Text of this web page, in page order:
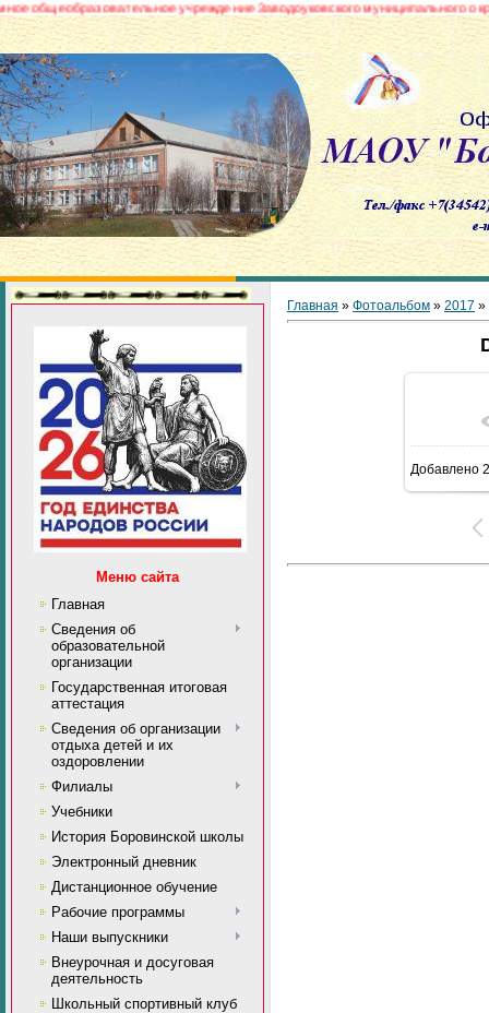
учреждение Заводоуковского муниципального
Меню сайта
Главная
Сведения об
образовательной
организации
Государственная итоговая
аттестация
Сведения об организации
отдыха детей и их
оздоровлении
Филиалы
Учебники
История Боровинской школы
Электронный дневник
Дистанционное обучение
Рабочие программы
Наши выпускники
Внеурочная и досуговая
деятельность
Школьный спортивный клуб
Главная » Фотоальбом » 2017 »
В
Добавлено